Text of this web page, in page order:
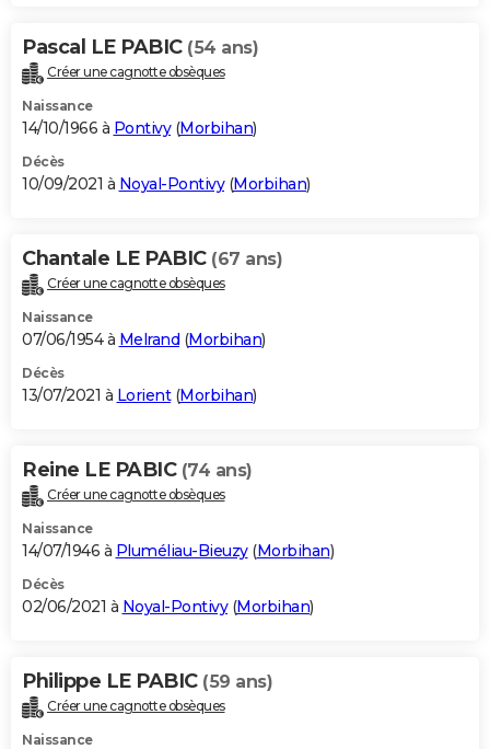
Pascal LE PABIC (54 ans)
Créer une cagnotte obsèques
Naissance
14/10/1966 à Pontivy(Morbihan)
Décès
10/09/2021 à Noyal-Pontivy(Morbihan)
Chantale LE PABIC (67 ans)
Créer une cagnotte obsèques
Naissance
07/06/1954 à Melrand (Morbihan)
Décès
13/07/2021 à Lorient(Morbihan)
Reine LE PABIC (74 ans)
Créer une cagnotte obsèques
Naissance
14/07/1946 à Pluméliau-Bieuzy(Morbihan)
Décès
02/06/2021 à Noyal-Pontivy(Morbihan)
Philippe LE PABIC (59 ans)
Créer une cagnotte obsèques
Naissance